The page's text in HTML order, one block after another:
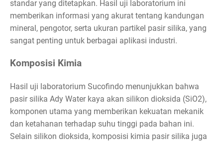
standar yang ditetapkan. Hasil uji laboratorium ini
memberikan informasi yang akurat tentang kandungan
mineral, pengotor, serta ukuran partikel pasir silika, yang
sangat penting untuk berbagai aplikasi industri.
Komposisi Kimia
Hasil uji laboratorium Sucofindo menunjukkan bahwa
pasir silika Ady Water kaya akan silikon dioksida (SiO2),
komponen utama yang memberikan kekuatan mekanik
dan ketahanan terhadap suhu tinggi pada bahan ini.
Selain silikon dioksida, komposisi kimia pasir silika juga